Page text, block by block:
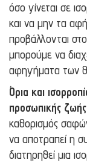
όσο γίνεται σε
και να μην τα
προβάλλονται
μπορούμε να
αφηγήματα των
Όρια και
προσωπικής
καθορισμός
να αποτραπεί η
διατηρηθεί μια